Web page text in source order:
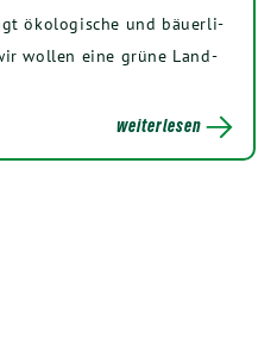
öko­lo­gi­sche und bäu­er­li­
wol­len eine grü­ne Land­
weiterlesen